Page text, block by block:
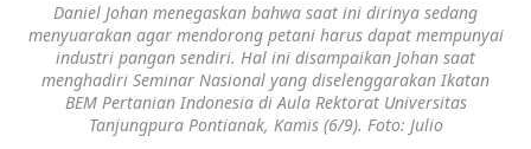
Daniel Johan menegaskan bahwa saat ini dirinya sedang
menyuarakan agar mendorong petani harus dapat mempunyai
industri pangan sendiri. Hal ini disampaikan Johan saat
menghadiri Seminar Nasional yang diselenggarakan Ikatan
BEM Pertanian Indonesia di Aula Rektorat Universitas
Tanjungpura Pontianak, Kamis (6/9). Foto: Julio